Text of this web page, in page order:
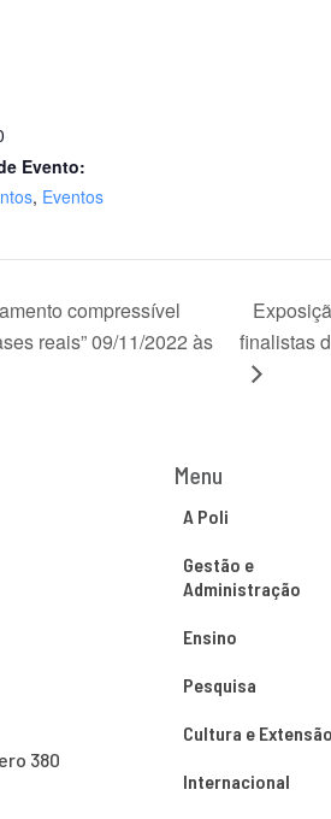
Evento:
, Eventos
compressível
reais” 09/11/2022 às
finalistas
380
Menu
A Poli
Gestão e
Administração
Ensino
Pesquisa
Cultura e Extensão
Internacional